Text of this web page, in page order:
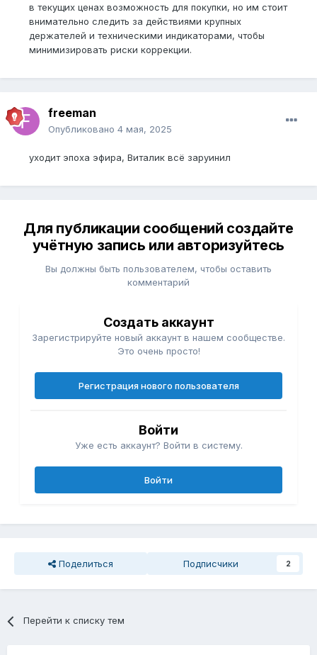
в текущих ценах возможность для покупки, но им стоит
внимательно следить за действиями крупных
держателей и техническими индикаторами, чтобы
минимизировать риски коррекции.
freeman
Опубликовано 4 мая, 2025
уходит эпоха эфира, Виталик всё заруинил
Для публикации сообщений создайте
учётную запись или авторизуйтесь
Вы должны быть пользователем, чтобы оставить
комментарий
Создать аккаунт
Зарегистрируйте новый аккаунт в нашем сообществе.
Это очень просто!
Регистрация нового пользователя
Войти
Уже есть аккаунт? Войти в систему.
Войти
Поделиться Подписчики 2
Перейти к списку тем